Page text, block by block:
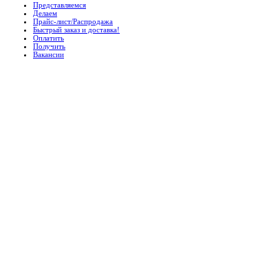
Представляемся
Делаем
Прайс-лист/Распродажа
Быстрый заказ и доставка!
Оплатить
Получить
Вакансии